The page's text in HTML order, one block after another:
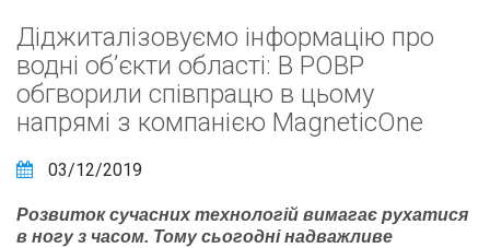
Діджиталізовуємо інформацію про
водні об’єкти області: В РОВР
обгворили співпрацю в цьому
напрямі з компанією MagneticOne
03/12/2019
Розвиток сучасних технологій вимагає рухатися
в ногу з часом. Тому сьогодні надважливе